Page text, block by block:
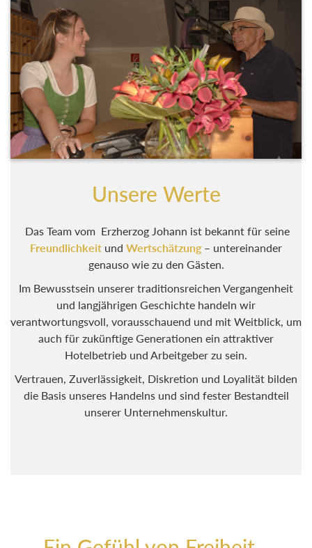
Unsere Werte
Das Team vom Erzherzog Johann ist bekannt für seine
Freundlichkeit und Wertschätzung– untereinander
genauso wie zu den Gästen.
Im Bewusstsein unserer traditionsreichen Vergangenheit
und langjährigen Geschichte handeln wir
verantwortungsvoll, vorausschauend und mit Weitblick, um
auch für zukünftige Generationen ein attraktiver
Hotelbetrieb und Arbeitgeber zu sein.
Vertrauen, Zuverlässigkeit, Diskretion und Loyalität bilden
die Basis unseres Handelns und sind fester Bestandteil
unserer Unternehmenskultur.